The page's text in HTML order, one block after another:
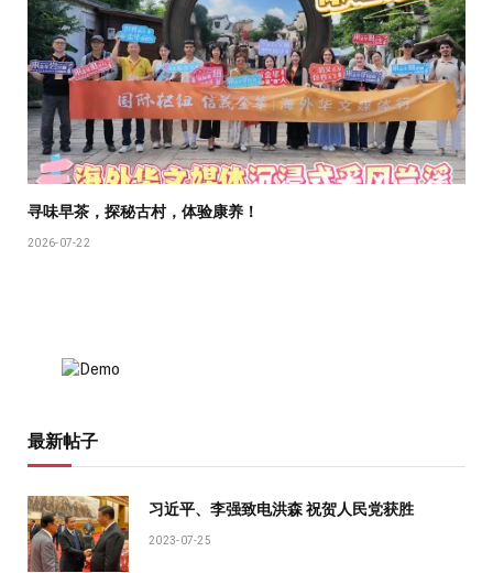
寻味早茶，探秘古村，体验康养！
2026-07-22
最新帖子
习近平、李强致电洪森 祝贺人民党获胜
2023-07-25